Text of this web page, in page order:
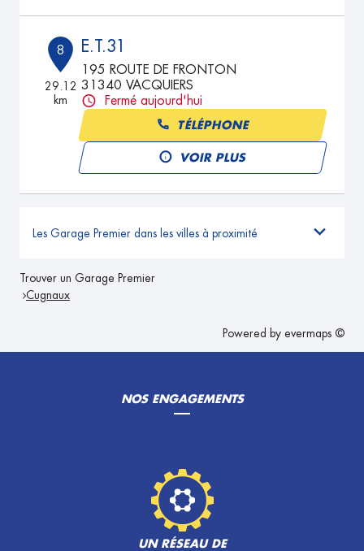
8
29.12
km
E.T.31
195 ROUTE DE FRONTON
31340 VACQUIERS
Fermé aujourd'hui
TÉLÉPHONE
VOIR PLUS
Les Garage Premier dans les villes à proximité
Trouver un Garage Premier
Cugnaux
Powered by evermaps ©
NOS ENGAGEMENTS
UN RÉSEAU DE